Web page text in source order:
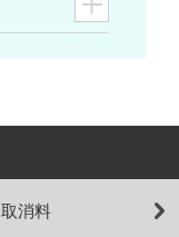
消料